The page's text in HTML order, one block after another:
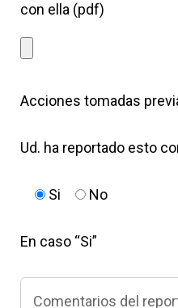
con ella (pdf)
Acciones tomadas
Ud. ha reportado esto
Si No
En caso “Si”